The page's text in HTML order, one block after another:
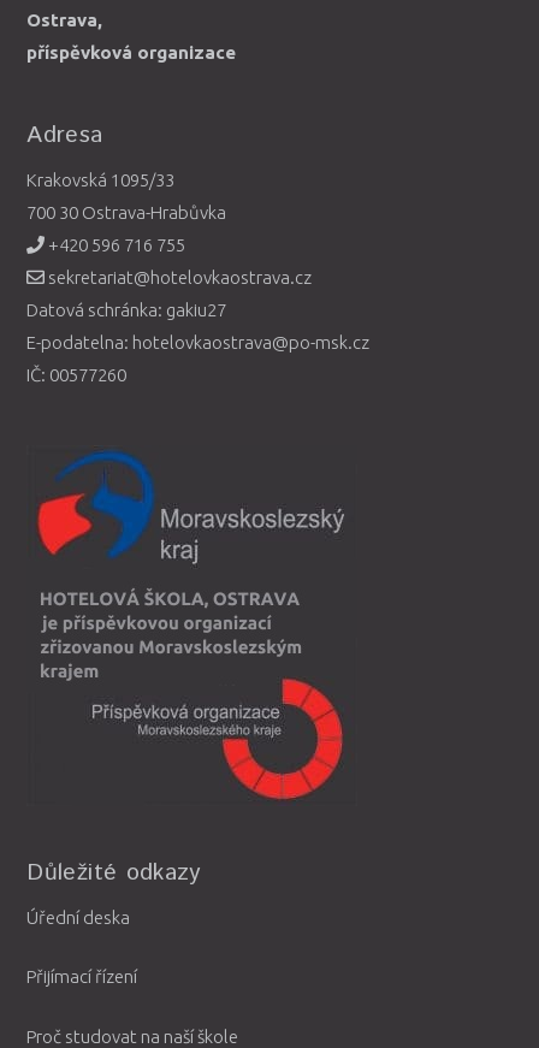
Ostrava,
příspěvková organizace
Adresa
Krakovská 1095/33
700 30 Ostrava-Hrabůvka
+420 596 716 755
sekretariat@hotelovkaostrava.cz
Datová schránka: gakiu27
E-podatelna: hotelovkaostrava@po-msk.cz
IČ: 00577260
Důležité odkazy
Úřední deska
Přijímací řízení
Proč studovat na naší škole